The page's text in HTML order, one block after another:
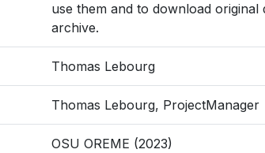
use them and to download
archive.
Thomas Lebourg
Thomas Lebourg, ProjectManager
OSU OREME (2023)